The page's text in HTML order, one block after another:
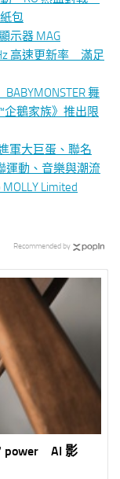
包
示器 MAG
高速更新率 滿足
舞
鵝家族》推出限
軍大巨蛋、聯名
動、音樂與潮流
Limited
power AI 影
Recommended by